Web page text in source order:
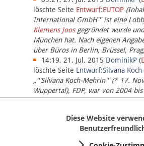
löschte Seite Entwurf:EUTOP
International GmbH''' ist eine
Klemens Joosgegründet wurde
München hat. Nach eigenen
über Büros in Berlin, Brüssel,
14:19, 21. Jul. 2015 DominikP (
löschte Seite Entwurf:Silvana
„'''Silvana Koch-Mehrin''' (* 17.
Wuppertal), FDP, war von 2004
Europäischen Parlaments, seit
Diese Website